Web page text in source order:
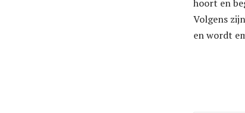
hoort en
Volgens
en wordt